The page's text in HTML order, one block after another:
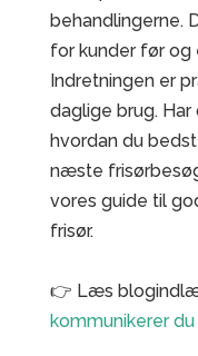
behandlingerne.
for kunder før
Indretningen er
daglige brug. Har
hvordan du
næste
vores guide til
frisør.
👉 Læs
kommunikerer